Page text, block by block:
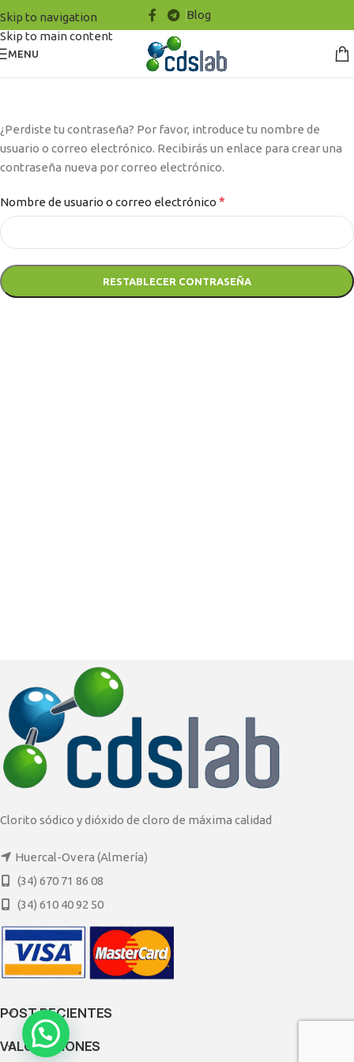
Skip to navigation
Skip to main content
Blog
MENU
¿Perdiste tu contraseña? Por favor, introduce tu nombre de
usuario o correo electrónico. Recibirás un enlace para crear una
contraseña nueva por correo electrónico.
Nombre de usuario o correo electrónico *
RESTABLECER CONTRASEÑA
Clorito sódico y dióxido de cloro de máxima calidad
Huercal-Overa (Almería)
(34) 670 71 86 08
(34) 610 40 92 50
POST RECIENTES
VALORACIONES